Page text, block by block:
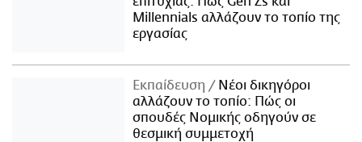
Millennials αλλάζουν το τοπίο της
εργασίας
Εκπαίδευση
Νέοι δικηγόροι
αλλάζουν το τοπίο: Πώς οι
σπουδές Νομικής οδηγούν σε
θεσμική συμμετοχή